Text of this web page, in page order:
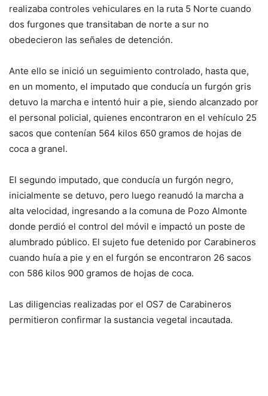
realizaba controles vehiculares en la ruta 5 Norte cuando
dos furgones que transitaban de norte a sur no
obedecieron las señales de detención.
Ante ello se inició un seguimiento controlado, hasta que,
en un momento, el imputado que conducía un furgón gris
detuvo la marcha e intentó huir a pie, siendo alcanzado por
el personal policial, quienes encontraron en el vehículo 25
sacos que contenían 564 kilos 650 gramos de hojas de
coca a granel.
El segundo imputado, que conducía un furgón negro,
inicialmente se detuvo, pero luego reanudó la marcha a
alta velocidad, ingresando a la comuna de Pozo Almonte
donde perdió el control del móvil e impactó un poste de
alumbrado público. El sujeto fue detenido por Carabineros
cuando huía a pie y en el furgón se encontraron 26 sacos
con 586 kilos 900 gramos de hojas de coca.
Las diligencias realizadas por el OS7 de Carabineros
permitieron confirmar la sustancia vegetal incautada.